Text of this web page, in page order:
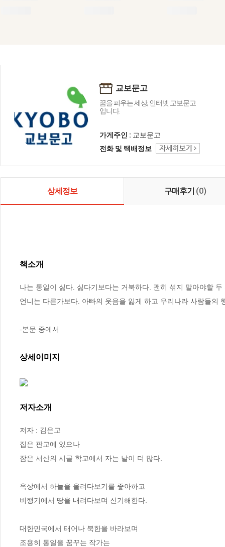
교보문고
꿈을 피우는 세상, 인터넷 교보문고
입니다.
가게주인 : 교보문고
전화 및 택배정보
상세정보 구매후기 (0)
책소개
나는 통일이 싫다. 싫다기보다는 거북하다. 괜히 섞지 말아야할
언니는 다른가보다. 아빠의 웃음을 잃게 하고 우리나라 사람들의
-본문 중에서
상세이미지
저자소개
저자 : 김은교
집은 판교에 있으나
잠은 서산의 시골 학교에서 자는 날이 더 많다.
옥상에서 하늘을 올려다보기를 좋아하고
비행기에서 땅을 내려다보며 신기해한다.
대한민국에서 태어나 북한을 바라보며
조용히 통일을 꿈꾸는 작가는